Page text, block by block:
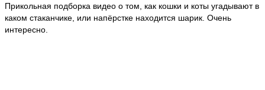
Прикольная подборка видео о том, как кошки и коты угадывают в
каком стаканчике, или напёрстке находится шарик. Очень
интересно.